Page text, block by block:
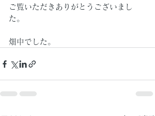
ご覧いただきありがとうございまし
た。
畑中でした。